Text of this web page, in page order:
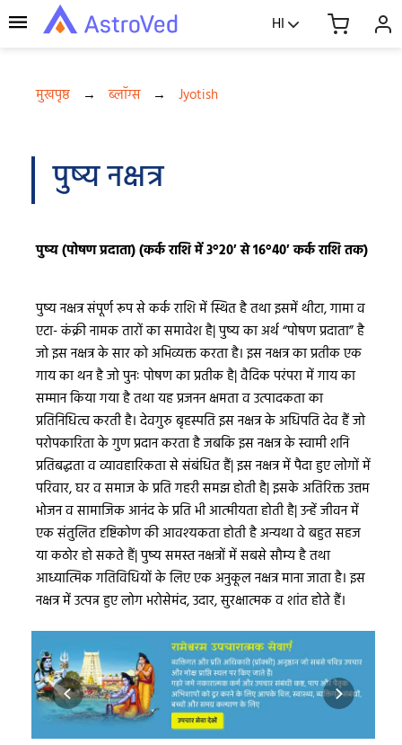
HI
मुखपृष्ठ → ब्लॉग्स → Jyotish
पुष्य नक्षत्र
पुष्य (पोषण प्रदाता) (कर्क राशि में 3°20′ से 16°40′ कर्क राशि तक)
पुष्य नक्षत्र संपूर्ण रूप से कर्क राशि में स्थित है तथा इसमें थीटा, गामा व
एटा- कंक्री नामक तारों का समावेश है| पुष्य का अर्थ “पोषण प्रदाता” है
जो इस नक्षत्र के सार को अभिव्यक्त करता है। इस नक्षत्र का प्रतीक एक
गाय का थन है जो पुनः पोषण का प्रतीक है| वैदिक परंपरा में गाय का
सम्मान किया गया है तथा यह प्रजनन क्षमता व उत्पादकता का
प्रतिनिधित्व करती है। देवगुरु बृहस्पति इस नक्षत्र के अधिपति देव हैं जो
परोपकारिता के गुण प्रदान करता है जबकि इस नक्षत्र के स्वामी शनि
प्रतिबद्धता व व्यावहारिकता से संबंधित हैं| इस नक्षत्र में पैदा हुए लोगों में
परिवार, घर व समाज के प्रति गहरी समझ होती है| इसके अतिरिक्त उत्तम
भोजन व सामाजिक आनंद के प्रति भी आत्मीयता होती है| उन्हें जीवन में
एक संतुलित दृष्टिकोण की आवश्यकता होती है अन्यथा वे बहुत सहज
या कठोर हो सकते हैं| पुष्य समस्त नक्षत्रों में सबसे सौम्य है तथा
आध्यात्मिक गतिविधियों के लिए एक अनुकूल नक्षत्र माना जाता है। इस
नक्षत्र में उत्पन्न हुए लोग भरोसेमंद, उदार, सुरक्षात्मक व शांत होते हैं।